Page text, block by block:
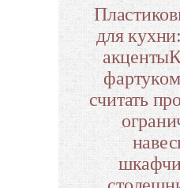
для
считать